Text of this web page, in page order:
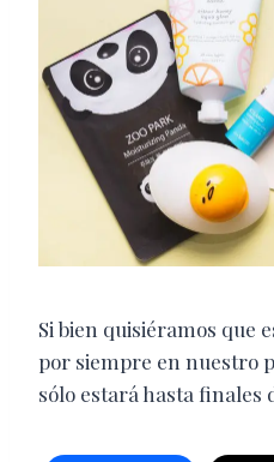
Si bien quisiéramos que
por siempre en nuestro
sólo estará hasta finales